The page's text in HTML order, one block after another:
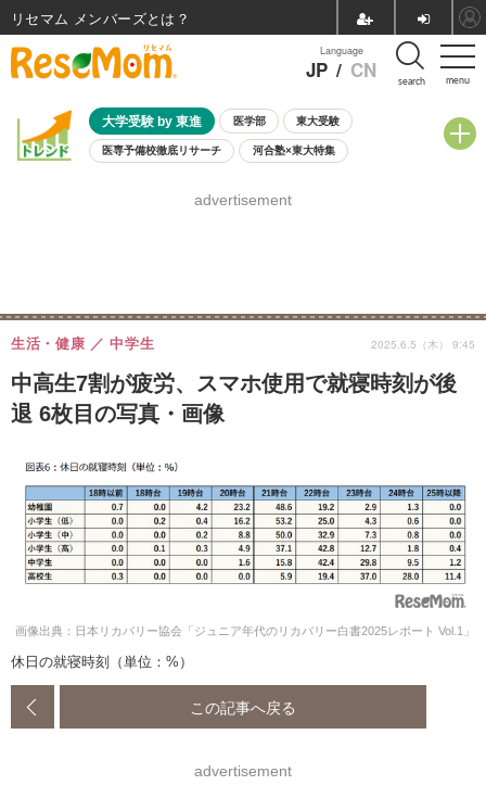
menu
Language
JP / CN search
大学受験 by 東進 医学部 東大受験
医専予備校徹底リサーチ 河合塾×東大特集
8月開催学校説明会・相談会
advertisement
中高生7割が疲労、スマホ使用で就寝時刻が後
退 6枚目の写真・画像
生活・健康 中学生 2025.6.5（木） 9:45
画像出典：日本リカバリー協会「ジュニア年代のリカバリー白書2025レポート Vol.1」
休日の就寝時刻（単位：%）
この記事へ戻る
advertisement
リセマム メンバーズ